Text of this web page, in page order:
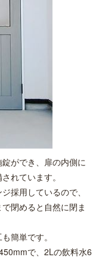
ができ、扉の内側に
れています。
採用しているので、
閉めると自然に閉ま
簡単です。
で、2Lの飲料水6